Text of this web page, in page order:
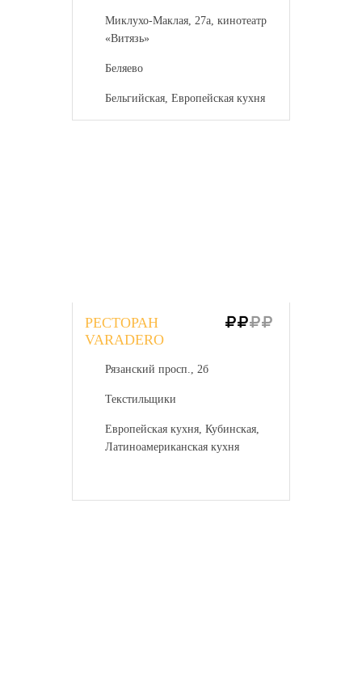
Миклухо-Маклая, 27а, кинотеатр
«Витязь»
Беляево
Бельгийская, Европейская кухня
РЕСТОРАН
VARADERO
Рязанский просп., 2б
Текстильщики
Европейская кухня, Кубинская,
Латиноамериканская кухня